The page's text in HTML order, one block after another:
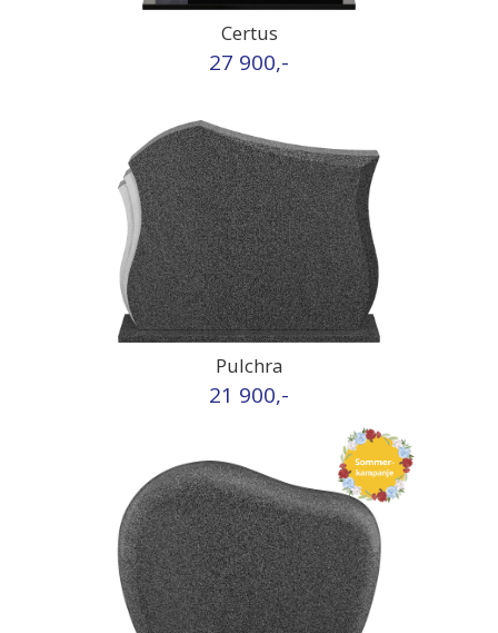
Certus
27 900,-
Pulchra
21 900,-